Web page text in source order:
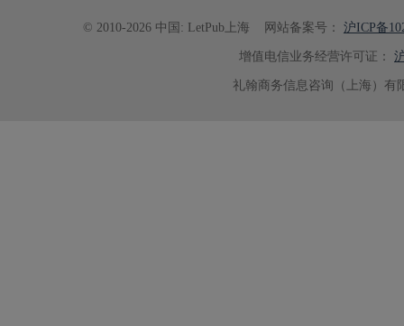
© 2010-2026 中国: LetPub上海 网站备案号： 沪ICP备
增值电信业务经营许可证：
礼翰商务信息咨询（上海）